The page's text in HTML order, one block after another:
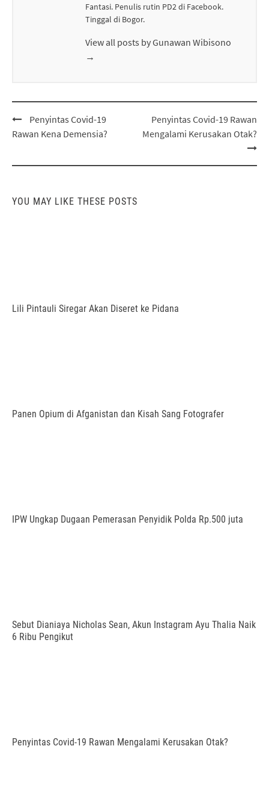
Fantasi. Penulis rutin PD2 di Facebook.
Tinggal di Bogor.
View all posts by Gunawan Wibisono
→
Post
navigation
Penyintas Covid-19
Rawan Kena Demensia?
Penyintas Covid-19 Rawan
Mengalami Kerusakan Otak?
YOU MAY LIKE THESE POSTS
Lili Pintauli Siregar Akan Diseret ke Pidana
Panen Opium di Afganistan dan Kisah Sang Fotografer
IPW Ungkap Dugaan Pemerasan Penyidik Polda Rp.500 juta
Sebut Dianiaya Nicholas Sean, Akun Instagram Ayu Thalia Naik
6 Ribu Pengikut
Penyintas Covid-19 Rawan Mengalami Kerusakan Otak?